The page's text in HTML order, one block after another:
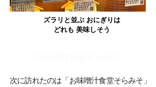
ズラリと並ぶ おにぎりは
どれも 美味しそう
次に訪れたのは「お味噌汁食堂そらみそ」